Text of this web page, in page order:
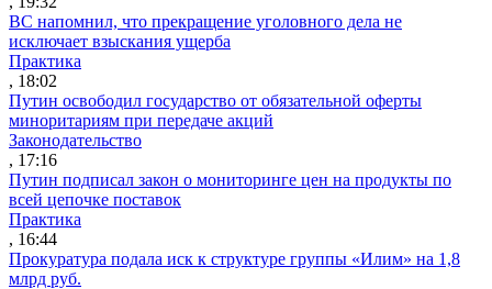
ВС напомнил, что прекращение уголовного дела не
исключает взыскания ущерба
Практика
, 18:02
Путин освободил государство от обязательной оферты
миноритариям при передаче акций
Законодательство
, 17:16
Путин подписал закон о мониторинге цен на продукты по
всей цепочке поставок
Практика
, 16:44
Прокуратура подала иск к структуре группы «Илим» на 1,8
млрд руб.